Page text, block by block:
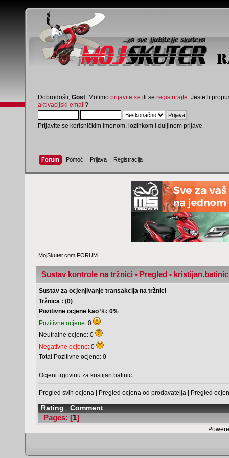
Dobrodošli, Gost . Molimo prijavite se ili se registrirajte . Jeste li
aktivacijski email?
Prijavite se korisničkim imenom, lozinkom i duljinom prijave
Forum Pomoć Prijava Registracija
MojSkuter.com FORUM
Sustav kontrole na tržnici - Pregled - kristijan.batinic
Sustav za ocjenjivanje transakcija na tržnici
Tržnica : (0)
Pozitivne ocjene kao %: 0%
Pozitivne ocjene: 0
Neutralne ocjene: 0
Negativne ocjene: 0
Total Pozitivne ocjene: 0
Ocjeni trgovinu za kristijan.batinic
Pregled svih ocjena | Pregled ocjena od prodavatelja | Pregled
Rating Comment
Pages: [1]